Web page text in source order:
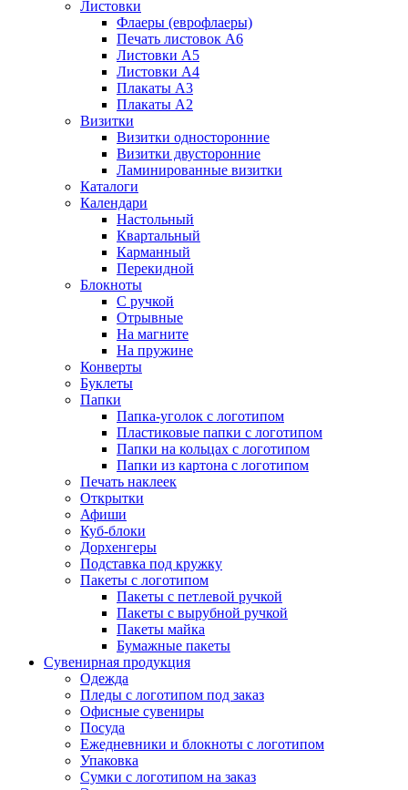
Листовки
Флаеры (еврофлаеры)
Печать листовок А6
Листовки А5
Листовки А4
Плакаты А3
Плакаты А2
Визитки
Визитки односторонние
Визитки двусторонние
Ламинированные визитки
Каталоги
Календари
Настольный
Квартальный
Карманный
Перекидной
Блокноты
С ручкой
Отрывные
На магните
На пружине
Конверты
Буклеты
Папки
Папка-уголок с логотипом
Пластиковые папки с логотипом
Папки на кольцах с логотипом
Папки из картона с логотипом
Печать наклеек
Открытки
Афиши
Куб-блоки
Дорхенгеры
Подставка под кружку
Пакеты с логотипом
Пакеты с петлевой ручкой
Пакеты с вырубной ручкой
Пакеты майка
Бумажные пакеты
Сувенирная продукция
Одежда
Пледы с логотипом под заказ
Офисные сувениры
Посуда
Ежедневники и блокноты с логотипом
Упаковка
Сумки с логотипом на заказ